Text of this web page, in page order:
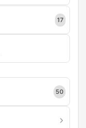
17
50